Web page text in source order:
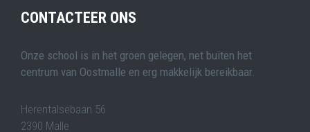
CONTACTEER ONS
Onze school is in het groen gelegen, net buiten het
centrum van Oostmalle en erg makkelijk bereikbaar.
Herentalsebaan 56
2390 Malle